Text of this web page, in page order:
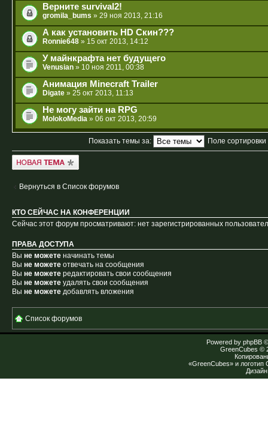
Верните survival2!
gromila_bums » 29 ноя 2013, 21:16
А как установить HD Скин???
Ronnie648 » 15 окт 2013, 14:12
У майнкрафта нет будущего
Venusian » 10 ноя 2011, 00:38
Анимация Minecraft Trailer
Digate » 25 окт 2013, 11:13
Не могу зайти на RPG
MolokoMedia » 06 окт 2013, 20:59
Показать темы за: Поле сортировки
Новая тема
Вернуться в Список форумов
КТО СЕЙЧАС НА КОНФЕРЕНЦИИ
Сейчас этот форум просматривают: нет зарегистрированных
ПРАВА ДОСТУПА
Вы не можете начинать темы
Вы не можете отвечать на сообщения
Вы не можете редактировать свои сообщения
Вы не можете удалять свои сообщения
Вы не можете добавлять вложения
Список форумов
Powered by phpBB
GreenCubes ©
«GreenCubes» и